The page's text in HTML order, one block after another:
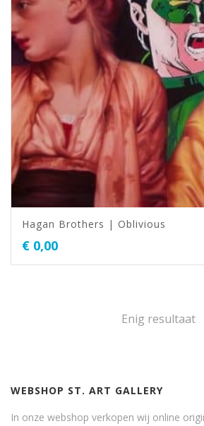
Hagan Brothers | Oblivious
€ 0,00
Enig resultaat
WEBSHOP ST. ART GALLERY
In onze webshop verkopen wij online